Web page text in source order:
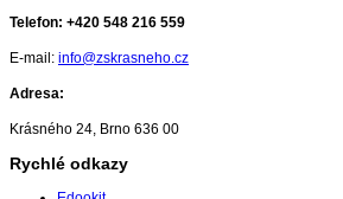
Telefon: +420 548 216 559
E-mail: info@zskrasneho.cz
Adresa:
Krásného 24, Brno 636 00
Rychlé odkazy